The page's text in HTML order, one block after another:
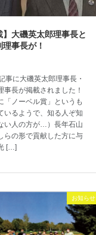
】大磯英太郎理事長と
事長が！
事に大磯英太郎理事長・
事長が掲載されました！
「ノーベル賞」というも
いるようで、知る人ぞ知
い人の方が…）長年石山
らの形で貢献した方に与
[…]
お知らせ